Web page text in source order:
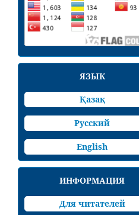
ЯЗЫК
Қазақ
Русский
English
ИНФОРМАЦИЯ
Для читателей